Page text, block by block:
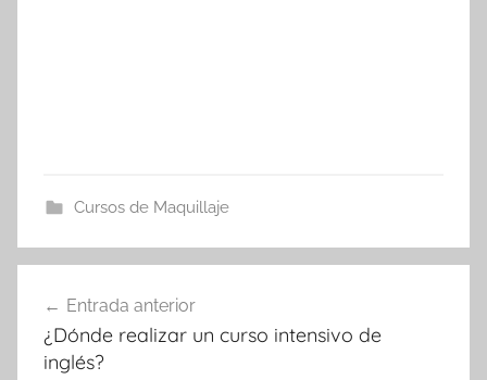
Cursos de Maquillaje
de
entradas
Entrada anterior
¿Dónde realizar un curso intensivo de
inglés?